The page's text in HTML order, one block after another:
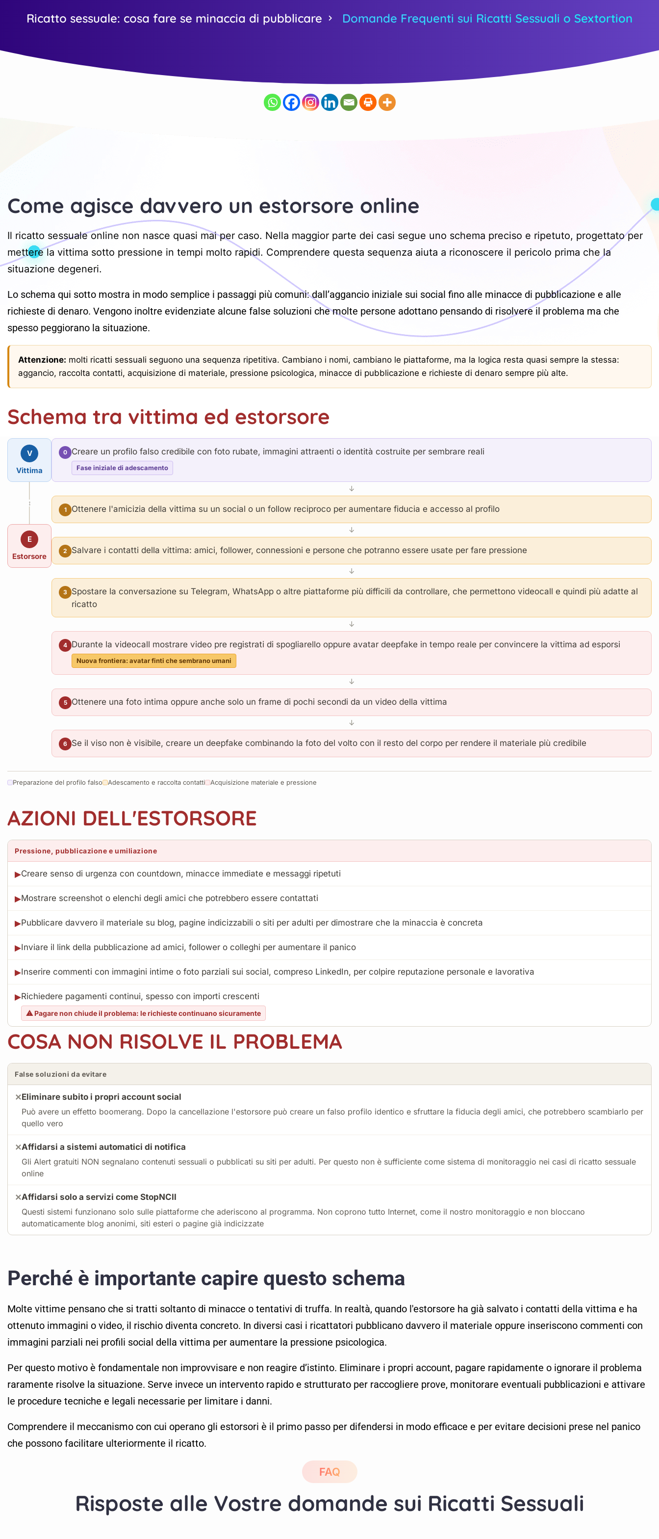
Salvare La Tua Vita Sociale
Rimuovere Tutte Le Pubblicazioni
Ricatto sessuale: cosa fare se minaccia di pubblicare Domande Frequenti sui Ricatti Sessuali o Sextortion
Come agisce davvero un estorsore online
Il ricatto sessuale online non nasce quasi mai per caso. Nella maggior parte dei casi segue uno schema preciso e ripetuto, progettato per
mettere la vittima sotto pressione in tempi molto rapidi. Comprendere questa sequenza aiuta a riconoscere il pericolo prima che la
situazione degeneri.
Lo schema qui sotto mostra in modo semplice i passaggi più comuni: dall’aggancio iniziale sui social fino alle minacce di pubblicazione e alle
richieste di denaro. Vengono inoltre evidenziate alcune false soluzioni che molte persone adottano pensando di risolvere il problema ma che
spesso peggiorano la situazione.
Attenzione: molti ricatti sessuali seguono una sequenza ripetitiva. Cambiano i nomi, cambiano le piattaforme, ma la logica resta quasi sempre la stessa:
aggancio, raccolta contatti, acquisizione di materiale, pressione psicologica, minacce di pubblicazione e richieste di denaro sempre più alte.
Schema tra vittima ed estorsore
V
Vittima
↕
E
Estorsore
0 Creare un profilo falso credibile con foto rubate, immagini attraenti o identità costruite per sembrare reali
Fase iniziale di adescamento
↓
1 Ottenere l'amicizia della vittima su un social o un follow reciproco per aumentare fiducia e accesso al profilo
↓
2 Salvare i contatti della vittima: amici, follower, connessioni e persone che potranno essere usate per fare pressione
↓
3
Spostare la conversazione su Telegram, WhatsApp o altre piattaforme più difficili da controllare, che permettono videocall e quindi più adatte al
ricatto
↓
4 Durante la videocall mostrare video pre registrati di spogliarello oppure avatar deepfake in tempo reale per convincere la vittima ad esporsi
Nuova frontiera: avatar finti che sembrano umani
↓
5 Ottenere una foto intima oppure anche solo un frame di pochi secondi da un video della vittima
↓
6 Se il viso non è visibile, creare un deepfake combinando la foto del volto con il resto del corpo per rendere il materiale più credibile
Preparazione del profilo falso Adescamento e raccolta contatti Acquisizione materiale e pressione
AZIONI DELL'ESTORSORE
Pressione, pubblicazione e umiliazione
▶Creare senso di urgenza con countdown, minacce immediate e messaggi ripetuti
▶Mostrare screenshot o elenchi degli amici che potrebbero essere contattati
▶Pubblicare davvero il materiale su blog, pagine indicizzabili o siti per adulti per dimostrare che la minaccia è concreta
▶Inviare il link della pubblicazione ad amici, follower o colleghi per aumentare il panico
▶Inserire commenti con immagini intime o foto parziali sui social, compreso LinkedIn, per colpire reputazione personale e lavorativa
▶Richiedere pagamenti continui, spesso con importi crescenti
⚠ Pagare non chiude il problema: le richieste continuano sicuramente
COSA NON RISOLVE IL PROBLEMA
False soluzioni da evitare
✕Eliminare subito i propri account social
Può avere un effetto boomerang. Dopo la cancellazione l'estorsore può creare un falso profilo identico e sfruttare la fiducia degli amici, che potrebbero scambiarlo per
quello vero
✕Affidarsi a sistemi automatici di notifica
Gli Alert gratuiti NON segnalano contenuti sessuali o pubblicati su siti per adulti. Per questo non è sufficiente come sistema di monitoraggio nei casi di ricatto sessuale
online
✕Affidarsi solo a servizi come StopNCII
Questi sistemi funzionano solo sulle piattaforme che aderiscono al programma. Non coprono tutto Internet, come il nostro monitoraggio e non bloccano
automaticamente blog anonimi, siti esteri o pagine già indicizzate
Perché è importante capire questo schema
Molte vittime pensano che si tratti soltanto di minacce o tentativi di truffa. In realtà, quando l'estorsore ha già salvato i contatti della vittima e ha
ottenuto immagini o video, il rischio diventa concreto. In diversi casi i ricattatori pubblicano davvero il materiale oppure inseriscono commenti con
immagini parziali nei profili social della vittima per aumentare la pressione psicologica.
Per questo motivo è fondamentale non improvvisare e non reagire d’istinto. Eliminare i propri account, pagare rapidamente o ignorare il problema
raramente risolve la situazione. Serve invece un intervento rapido e strutturato per raccogliere prove, monitorare eventuali pubblicazioni e attivare
le procedure tecniche e legali necessarie per limitare i danni.
Comprendere il meccanismo con cui operano gli estorsori è il primo passo per difendersi in modo efficace e per evitare decisioni prese nel panico
che possono facilitare ulteriormente il ricatto.
FAQ
Risposte alle Vostre domande sui Ricatti Sessuali